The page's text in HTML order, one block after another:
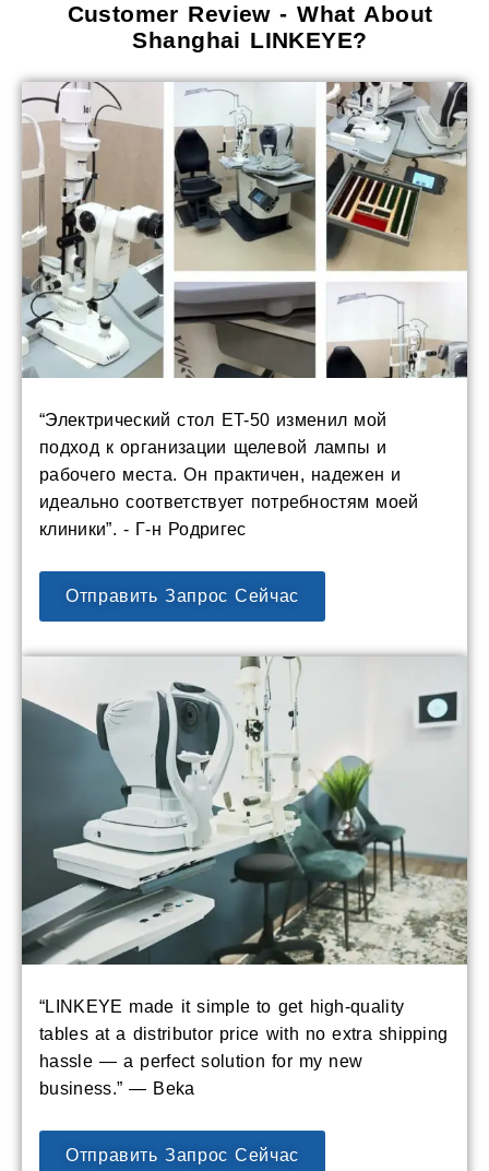
Customer Review - What About
Shanghai LINKEYE?
“Электрический стол ET-50 изменил мой
подход к организации щелевой лампы и
рабочего места. Он практичен, надежен и
идеально соответствует потребностям моей
клиники”. - Г-н Родригес
Отправить Запрос Сейчас
“LINKEYE made it simple to get high-quality
tables at a distributor price with no extra shipping
hassle — a perfect solution for my new
business.” — Beka
Отправить Запрос Сейчас